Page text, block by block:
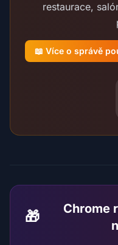
restaurace,
📖 Více o správě
🎁
Chrome